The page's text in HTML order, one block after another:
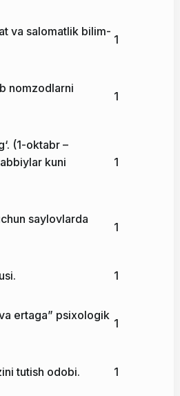
va salomatlik bilim-
1
nomzodlarni
1
(1-oktabr –
kuni
1
saylovlarda
1
1
ertaga” psixologik
1
tutish odobi. 1